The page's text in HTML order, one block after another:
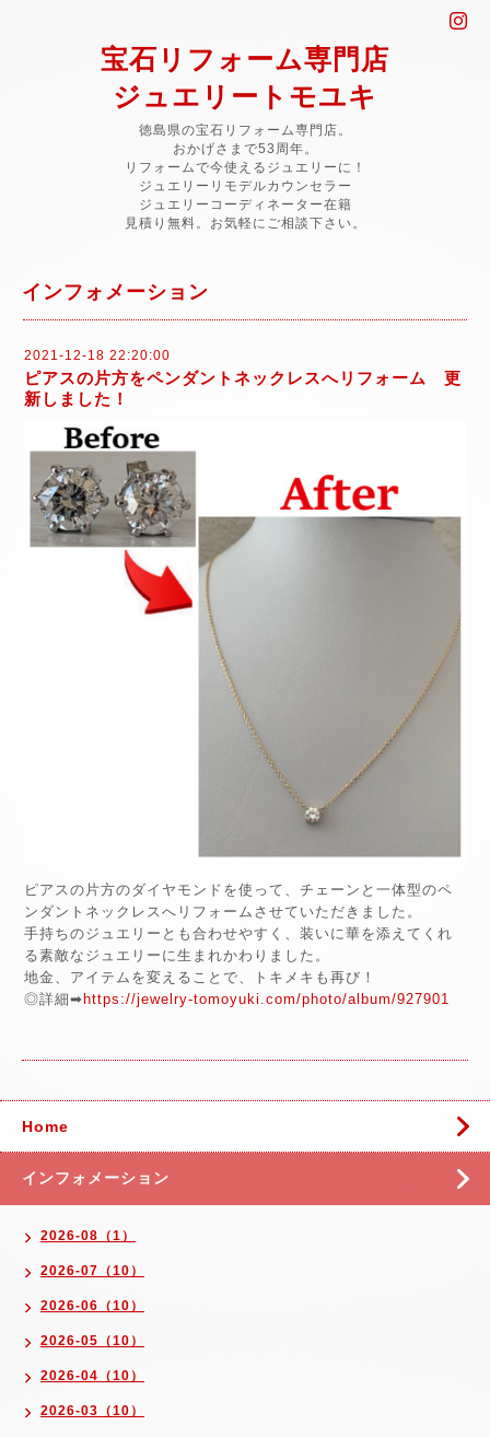
宝石リフォーム専門店
ジュエリートモユキ
徳島県の宝石リフォーム専門店。
おかげさまで53周年。
リフォームで今使えるジュエリーに！
ジュエリーリモデルカウンセラー
ジュエリーコーディネーター在籍
見積り無料。お気軽にご相談下さい。
インフォメーション
2021-12-18 22:20:00
ピアスの片方をペンダントネックレスへリフォーム 更
新しました！
ピアスの片方のダイヤモンドを使って、チェーンと一体型のペ
ンダントネックレスへリフォームさせていただきました。
手持ちのジュエリーとも合わせやすく、装いに華を添えてくれ
る素敵なジュエリーに生まれかわりました。
地金、アイテムを変えることで、トキメキも再び！
◎詳細➡ https://jewelry-tomoyuki.com/photo/album/927901
Home
インフォメーション
2026-08（1）
2026-07（10）
2026-06（10）
2026-05（10）
2026-04（10）
2026-03（10）